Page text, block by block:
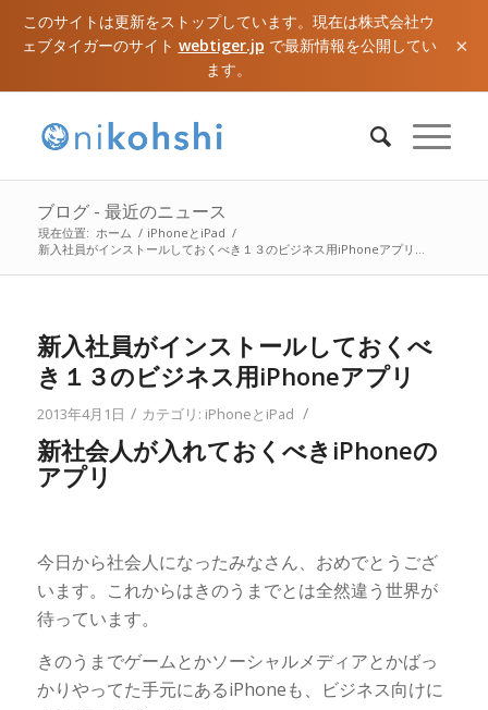
このサイトは更新をストップしています。現在は株式会社ウ
ェブタイガーのサイト webtiger.jp で最新情報を公開してい
ます。
×
ブログ - 最近のニュース
現在位置: ホーム / iPhoneとiPad /
新入社員がインストールしておくべき１３のビジネス用iPhoneアプリ...
新入社員がインストールしておくべ
き１３のビジネス用iPhoneアプリ
2013年4月1日 / カテゴリ: iPhoneとiPad /
新社会人が入れておくべきiPhoneの
アプリ
今日から社会人になったみなさん、おめでとうござ
います。これからはきのうまでとは全然違う世界が
待っています。
きのうまでゲームとかソーシャルメディアとかばっ
かりやってた手元にあるiPhoneも、ビジネス向けに